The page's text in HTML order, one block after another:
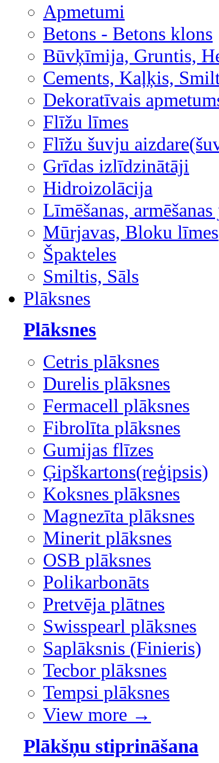
Apmetumi
Betons - Betons klons
Būvķīmija, Gruntis,
Cements, Kaļķis,
Dekoratīvais
Flīžu līmes
Flīžu šuvju
Grīdas izlīdzinātāji
Hidroizolācija
Līmēšanas, armēšanas
Mūrjavas, Bloku līmes
Špakteles
Smiltis, Sāls
Plāksnes
Plāksnes
Cetris plāksnes
Durelis plāksnes
Fermacell plāksnes
Fibrolīta plāksnes
Gumijas flīzes
Ģipškartons(reģipsis)
Koksnes plāksnes
Magnezīta plāksnes
Minerit plāksnes
OSB plāksnes
Polikarbonāts
Pretvēja plātnes
Swisspearl plāksnes
Saplāksnis (Finieris)
Tecbor plāksnes
Tempsi plāksnes
View more →
Plākšņu stiprināšana